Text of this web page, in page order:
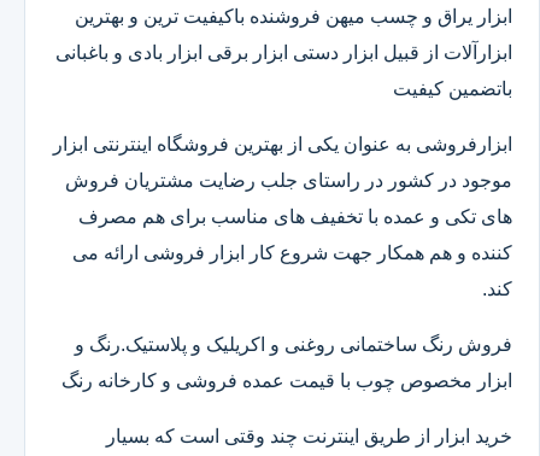
ابزار یراق و چسب میهن فروشنده باکیفیت ترین و بهترین
ابزارآلات از قبیل ابزار دستی ابزار برقی ابزار بادی و باغبانی
باتضمین کیفیت
ابزارفروشی به عنوان یکی از بهترین فروشگاه اینترنتی ابزار
موجود در کشور در راستای جلب رضایت مشتریان فروش
های تکی و عمده با تخفیف های مناسب برای هم مصرف
کننده و هم همکار جهت شروع کار ابزار فروشی ارائه می
کند.
فروش رنگ ساختمانی روغنی و اکریلیک و پلاستیک.رنگ و
ابزار مخصوص چوب با قیمت عمده فروشی و کارخانه رنگ
خرید ابزار از طریق اینترنت چند وقتی است که بسیار